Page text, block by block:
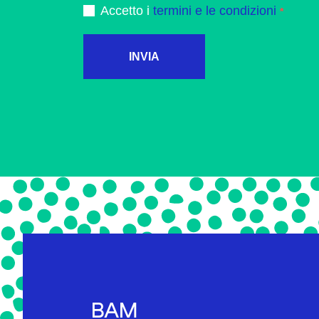
Accetto i termini e le condizioni
INVIA
BAM